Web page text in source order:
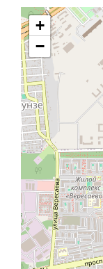
+
−